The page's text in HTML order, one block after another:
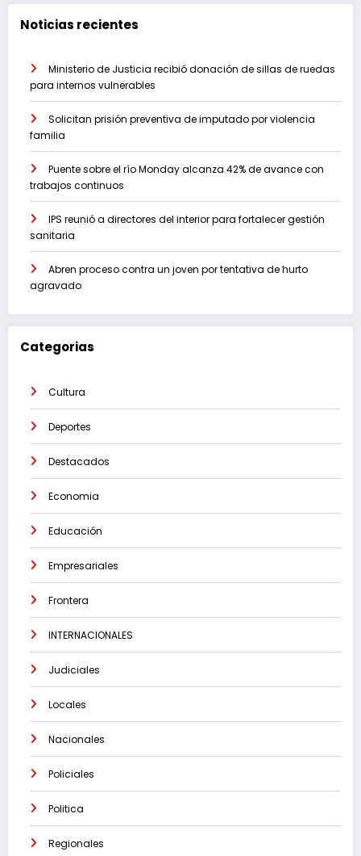
Noticias recientes
Ministerio de Justicia recibió donación de sillas de ruedas
para internos vulnerables
Solicitan prisión preventiva de imputado por violencia
familia
Puente sobre el río Monday alcanza 42% de avance con
trabajos continuos
IPS reunió a directores del interior para fortalecer gestión
sanitaria
Abren proceso contra un joven por tentativa de hurto
agravado
Categorias
Cultura
Deportes
Destacados
Economia
Educación
Empresariales
Frontera
INTERNACIONALES
Judiciales
Locales
Nacionales
Policiales
Politica
Regionales